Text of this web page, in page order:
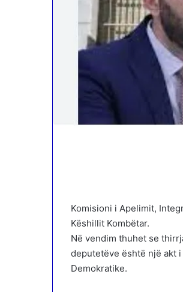
Komisioni i Apelimit,
Këshillit Kombëtar.
Në vendim thuhet se
deputetëve është një akt
Demokratike.